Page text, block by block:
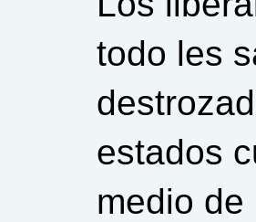
todo les
estados
medio de